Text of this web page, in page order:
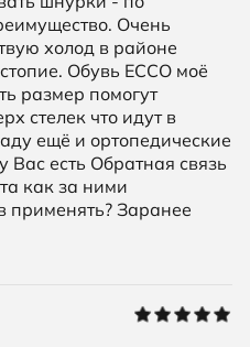
Очень
холод в районе
Обувь ECCO моё
размер помогут
стелек что идут в
ещё и ортопедические
Вас есть Обратная связь
как за ними
применять? Заранее